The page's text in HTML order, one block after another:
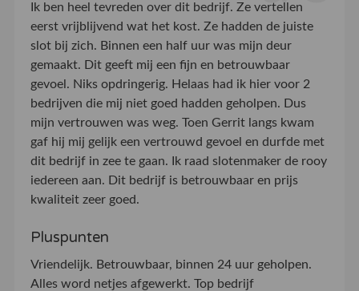
Ik ben heel tevreden over dit bedrijf. Ze vertellen
eerst vrijblijvend wat het kost. Ze hadden de juiste
slot bij zich. Binnen een half uur was mijn deur
gemaakt. Dit geeft mij een fijn en betrouwbaar
gevoel. Niks opdringerig. Helaas had ik hier voor 2
bedrijven die mij niet goed hadden geholpen. Dus
mijn vertrouwen was weg. Toen Gerrit langs kwam
gaf hij mij gelijk een vertrouwd gevoel en durfde met
dit bedrijf in zee te gaan. Ik raad slotenmaker de rooy
iedereen aan. Dit bedrijf is betrouwbaar en prijs
kwaliteit zeer goed.
Pluspunten
Vriendelijk. Betrouwbaar, binnen 24 uur geholpen.
Alles word netjes afgewerkt. Top bedrijf